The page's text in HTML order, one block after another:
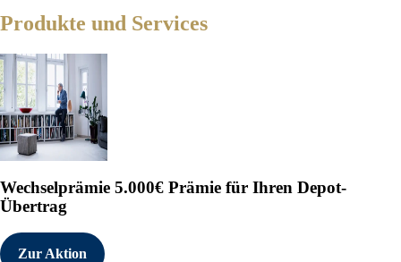
Produkte und Services
Wechselprämie 5.000€ Prämie für Ihren Depot-
Übertrag
Zur Aktion